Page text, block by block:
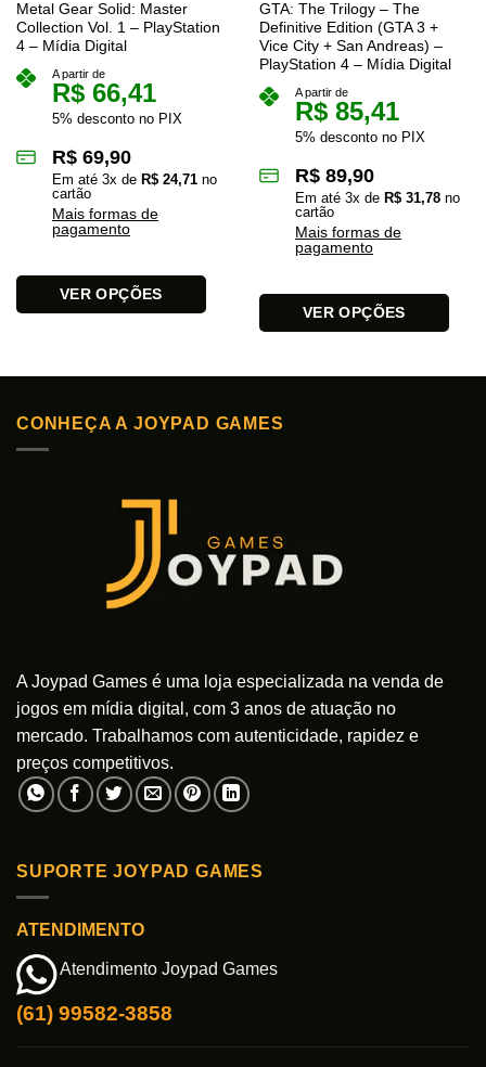
Metal Gear Solid: Master
Collection Vol. 1 – PlayStation
4 – Mídia Digital
A partir de
R$ 66,41
5% desconto no PIX
R$ 69,90
Em até 3x de R$ 24,71 no
cartão
Mais formas de
pagamento
VER OPÇÕES
variantes.
GTA: The Trilogy – The
Definitive Edition (GTA 3 +
Vice City + San Andreas) –
PlayStation 4 – Mídia Digital
A partir de
R$ 85,41
5% desconto no PIX
R$ 89,90
Em até 3x de R$ 31,78 no
cartão
Mais formas de
pagamento
VER OPÇÕES
variantes.
escolhidas
na
CONHEÇA A JOYPAD GAMES
A Joypad Games é uma loja especializada na venda de
jogos em mídia digital, com 3 anos de atuação no
mercado. Trabalhamos com autenticidade, rapidez e
preços competitivos.
SUPORTE JOYPAD GAMES
ATENDIMENTO
Atendimento Joypad Games
(61) 99582-3858